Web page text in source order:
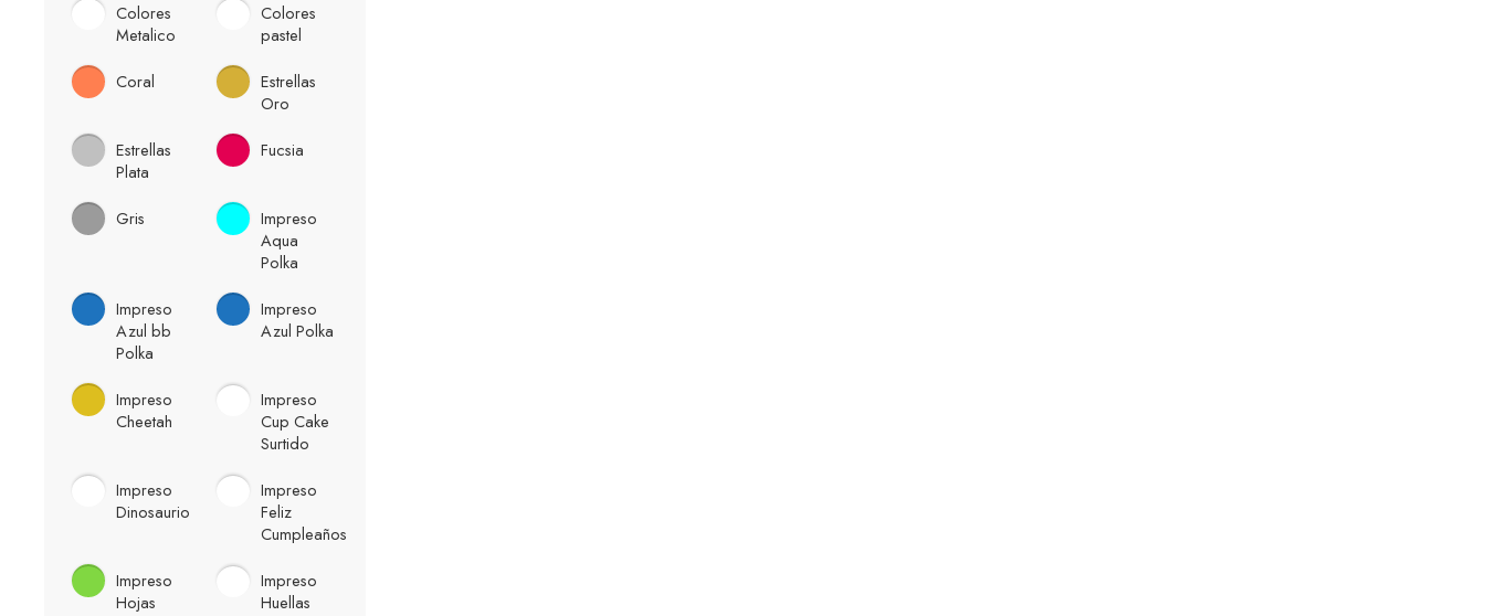
Colores
Metalico
Colores
pastel
Coral
Estrellas
Oro
Estrellas
Plata
Fucsia
Gris
Impreso
Aqua
Polka
Impreso
Azul bb
Polka
Impreso
Azul Polka
Impreso
Cheetah
Impreso
Cup Cake
Surtido
Impreso
Dinosaurio
Impreso
Feliz
Cumpleaños
Impreso
Hojas
Impreso
Huellas